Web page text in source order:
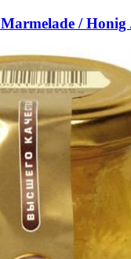
Marmelade / Honig